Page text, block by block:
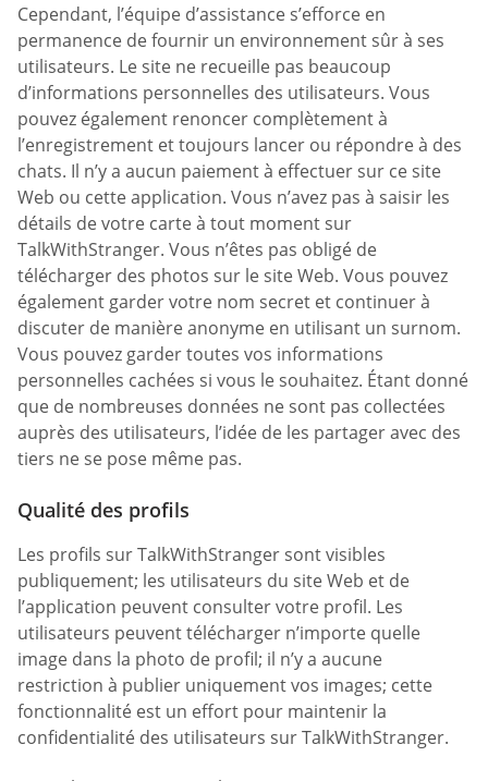
Cependant, l’équipe d’assistance s’efforce en
permanence de fournir un environnement sûr à ses
utilisateurs. Le site ne recueille pas beaucoup
d’informations personnelles des utilisateurs. Vous
pouvez également renoncer complètement à
l’enregistrement et toujours lancer ou répondre à des
chats. Il n’y a aucun paiement à effectuer sur ce site
Web ou cette application. Vous n’avez pas à saisir les
détails de votre carte à tout moment sur
TalkWithStranger. Vous n’êtes pas obligé de
télécharger des photos sur le site Web. Vous pouvez
également garder votre nom secret et continuer à
discuter de manière anonyme en utilisant un surnom.
Vous pouvez garder toutes vos informations
personnelles cachées si vous le souhaitez. Étant donné
que de nombreuses données ne sont pas collectées
auprès des utilisateurs, l’idée de les partager avec des
tiers ne se pose même pas.
Qualité des profils
Les profils sur TalkWithStranger sont visibles
publiquement; les utilisateurs du site Web et de
l’application peuvent consulter votre profil. Les
utilisateurs peuvent télécharger n’importe quelle
image dans la photo de profil; il n’y a aucune
restriction à publier uniquement vos images; cette
fonctionnalité est un effort pour maintenir la
confidentialité des utilisateurs sur TalkWithStranger.